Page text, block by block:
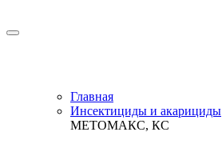
Главная
Инсектициды и акарициды
МЕТОМАКС, КС